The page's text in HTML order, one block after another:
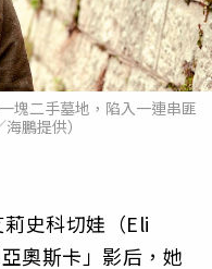
塊二手墓地，陷入一連串匪
鵬提供）
史科切娃（Eli
奧斯卡」影后，她